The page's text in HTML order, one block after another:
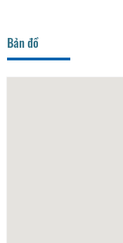
Bản đồ